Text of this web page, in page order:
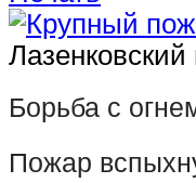
Борьба с
Пожар